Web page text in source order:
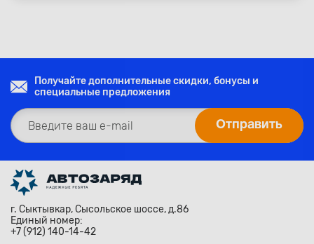
Получайте дополнительные скидки, бонусы и
специальные предложения
г. Сыктывкар, Сысольское шоссе, д.86
Единый номер:
+7 (912) 140-14-42